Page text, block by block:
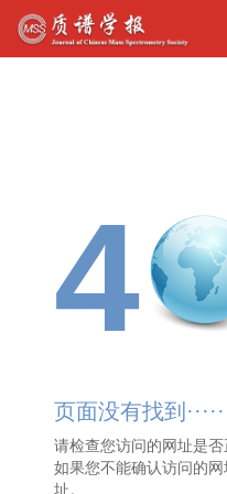
4
页面没有找到
请检查您访问的网址是否
如果您不能确认访问的
址。